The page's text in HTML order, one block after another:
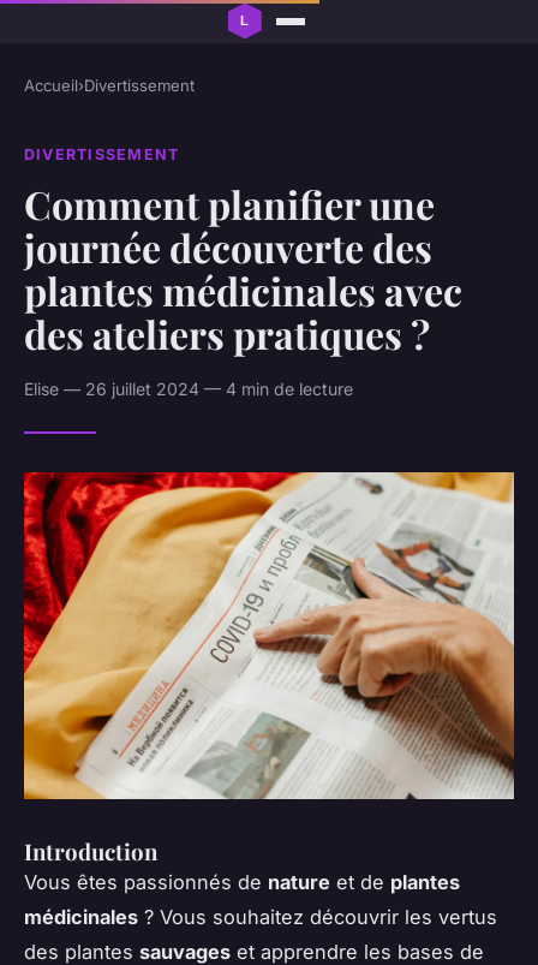
Accueil›Divertissement
DIVERTISSEMENT
Comment planifier une
journée découverte des
plantes médicinales avec
des ateliers pratiques ?
Elise — 26 juillet 2024 — 4 min de lecture
Introduction
Vous êtes passionnés de nature et de plantes
médicinales ? Vous souhaitez découvrir les vertus
des plantes sauvages et apprendre les bases de